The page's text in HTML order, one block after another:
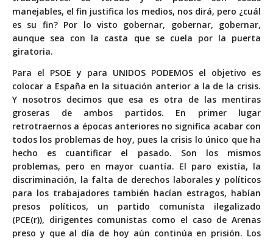
manejables, el fin justifica los medios, nos dirá, pero ¿cuál
es su fin? Por lo visto gobernar, gobernar, gobernar,
aunque sea con la casta que se cuela por la puerta
giratoria.
Para el PSOE y para UNIDOS PODEMOS el objetivo es
colocar a España en la situación anterior a la de la crisis.
Y nosotros decimos que esa es otra de las mentiras
groseras de ambos partidos. En primer lugar
retrotraernos a épocas anteriores no significa acabar con
todos los problemas de hoy, pues la crisis lo único que ha
hecho es cuantificar el pasado. Son los mismos
problemas, pero en mayor cuantía. El paro existía, la
discriminación, la falta de derechos laborales y políticos
para los trabajadores también hacían estragos, habían
presos políticos, un partido comunista ilegalizado
(PCE(r)), dirigentes comunistas como el caso de Arenas
preso y que al día de hoy aún continúa en prisión. Los